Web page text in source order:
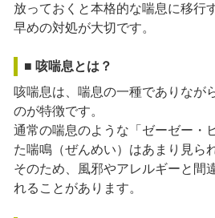
放っておくと本格的な喘息に移行
早めの対処が大切です。
■ 咳喘息とは？
咳喘息は、喘息の一種でありながら
のが特徴です。
通常の喘息のような「ゼーゼー・
た喘鳴（ぜんめい）はあまり見ら
そのため、風邪やアレルギーと間
れることがあります。